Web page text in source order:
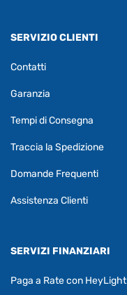
SERVIZIO CLIENTI
Contatti
Garanzia
Tempi di Consegna
Traccia la Spedizione
Domande Frequenti
Assistenza Clienti
SERVIZI FINANZIARI
Paga a Rate con HeyLight